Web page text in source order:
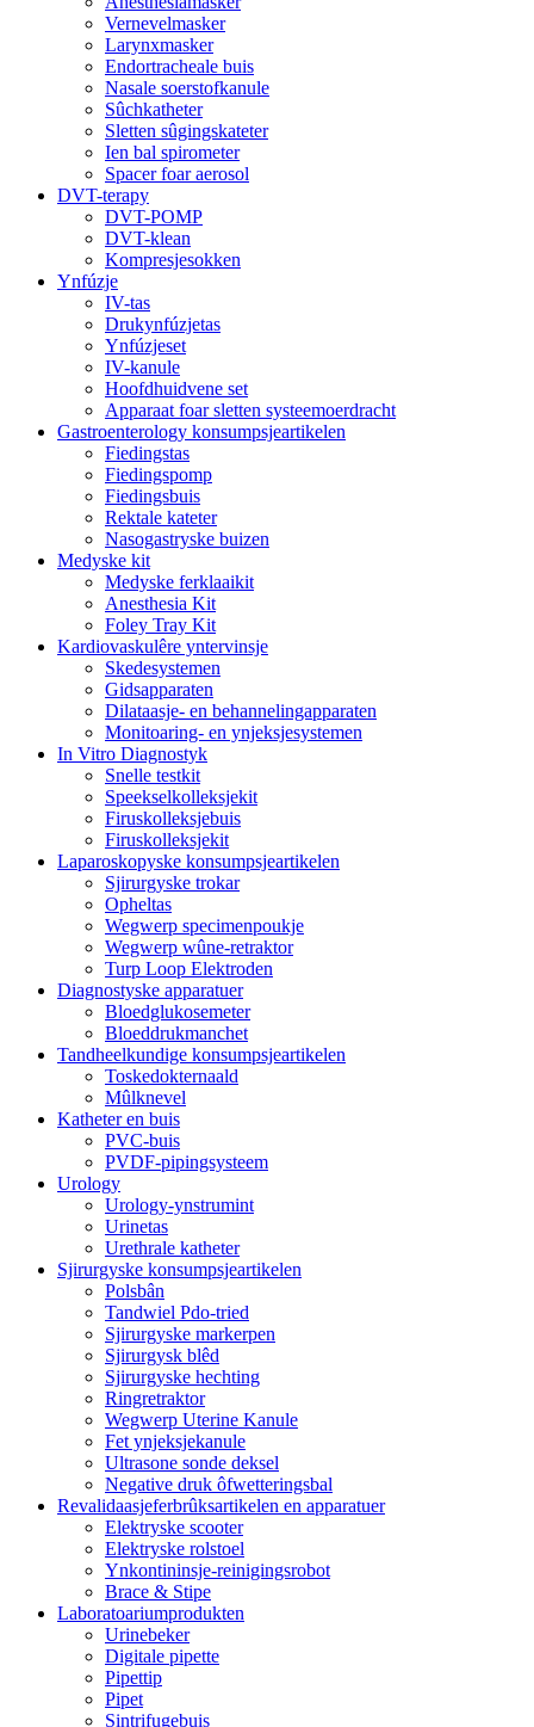
Vernevelmasker
Larynxmasker
Endortracheale buis
Nasale soerstofkanule
Sûchkatheter
Sletten sûgingskateter
Ien bal spirometer
Spacer foar aerosol
DVT-terapy
DVT-POMP
DVT-klean
Kompresjesokken
Ynfúzje
IV-tas
Drukynfúzjetas
Ynfúzjeset
IV-kanule
Hoofdhuidvene set
Apparaat foar sletten systeemoerdracht
Gastroenterology konsumpsjeartikelen
Fiedingstas
Fiedingspomp
Fiedingsbuis
Rektale kateter
Nasogastryske buizen
Medyske kit
Medyske ferklaaikit
Anesthesia Kit
Foley Tray Kit
Kardiovaskulêre yntervinsje
Skedesystemen
Gidsapparaten
Dilataasje- en behannelingapparaten
Monitoaring- en ynjeksjesystemen
In Vitro Diagnostyk
Snelle testkit
Speekselkolleksjekit
Firuskolleksjebuis
Firuskolleksjekit
Laparoskopyske konsumpsjeartikelen
Sjirurgyske trokar
Opheltas
Wegwerp specimenpoukje
Wegwerp wûne-retraktor
Turp Loop Elektroden
Diagnostyske apparatuer
Bloedglukosemeter
Bloeddrukmanchet
Tandheelkundige konsumpsjeartikelen
Toskedokternaald
Mûlknevel
Katheter en buis
PVC-buis
PVDF-pipingsysteem
Urology
Urology-ynstrumint
Urinetas
Urethrale katheter
Sjirurgyske konsumpsjeartikelen
Polsbân
Tandwiel Pdo-tried
Sjirurgyske markerpen
Sjirurgysk blêd
Sjirurgyske hechting
Ringretraktor
Wegwerp Uterine Kanule
Fet ynjeksjekanule
Ultrasone sonde deksel
Negative druk ôfwetteringsbal
Revalidaasjeferbrûksartikelen en apparatuer
Elektryske scooter
Elektryske rolstoel
Ynkontininsje-reinigingsrobot
Brace & Stipe
Laboratoariumprodukten
Urinebeker
Digitale pipette
Pipettip
Pipet
Sintrifugebuis